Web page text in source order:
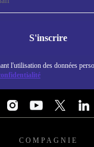
S'inscrire
l'utilisation des données
COMPAGNIE